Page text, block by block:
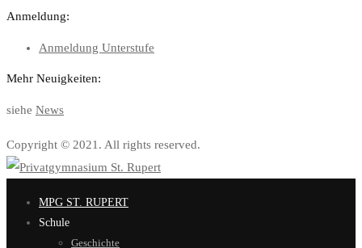
Anmeldung:
Anmeldung Unterstufe
Mehr Neuigkeiten:
siehe News
Copyright © 2021. All rights reserved.
MPG ST. RUPERT
Schule
Geschichte